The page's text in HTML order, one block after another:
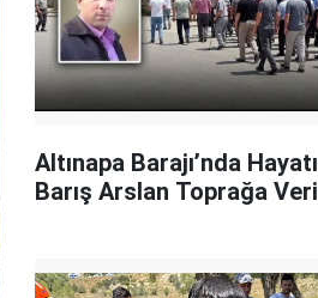
Altınapa Barajı’nda
Barış Arslan Toprağa